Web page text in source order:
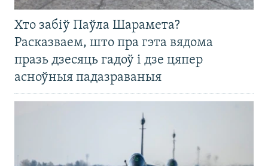
Хто забіў Паўла Шарамета?
Расказваем, што пра гэта вядома
празь дзесяць гадоў і дзе цяпер
асноўныя падазраваныя